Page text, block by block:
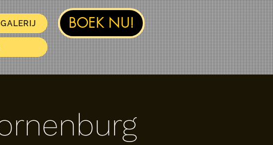
GALERIJ BOEK NU!